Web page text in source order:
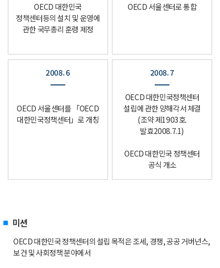
OECD 대한민국
정책센터등의 설치 및 운영에
관한 국무총리 훈령 제정
OECD 서울센터로 통합
2008. 6
OECD 서울센터를 「OECD
대한민국정책센터」로 개칭
2008. 7
OECD 대한민국정책센터
설립에 관한 양해각서 체결
(조약 제1903호.
발효2008.7.1)
OECD 대한민국 정책센터
공식 개소
미션
OECD 대한민국 정책센터의 설립 목적은 조세, 경쟁, 공공 거버넌스,
보건 및 사회정책 분야에서